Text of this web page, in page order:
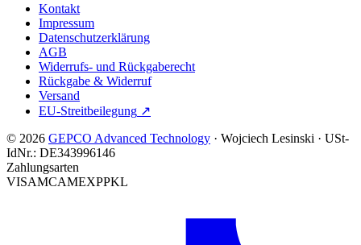
Kontakt
Impressum
Datenschutzerklärung
AGB
Widerrufs- und Rückgaberecht
Rückgabe & Widerruf
Versand
EU-Streitbeilegung ↗
© 2026 GEPCO Advanced Technology · Wojciech Lesinski · USt-
IdNr.: DE343996146
Zahlungsarten
VISAMCAMEXPPKL